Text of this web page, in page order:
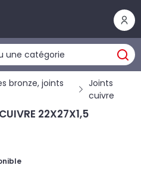
bronze, joints
Joints
cuivre
22X27X1,5